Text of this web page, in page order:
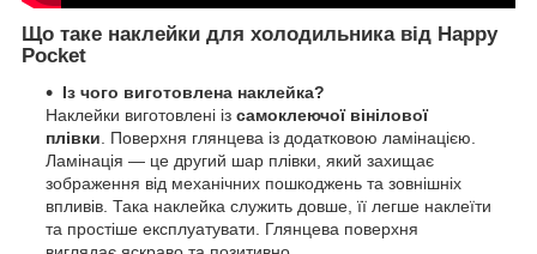
Що таке наклейки для холодильника від Happy
Pocket
Із чого виготовлена наклейка?
Наклейки виготовлені із самоклеючої вінілової
плівки . Поверхня глянцева із додатковою ламінацією.
Ламінація — це другий шар плівки, який захищає
зображення від механічних пошкоджень та зовнішніх
впливів. Така наклейка служить довше, її легше наклеїти
та простіше експлуатувати. Глянцева поверхня